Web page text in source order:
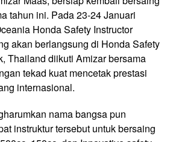
tahun ini. Pada 23-24 Januari
Honda Safety Instructor
akan berlangsung di Honda Safety
Thailand diikuti Amizar bersama
tekad kuat mencetak prestasi
internasional.
nama bangsa pun
instruktur tersebut untuk bersaing